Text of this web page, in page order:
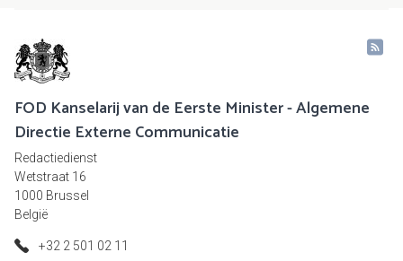
FOD Kanselarij van de Eerste Minister - Algemene
Directie Externe Communicatie
Redactiedienst
Wetstraat 16
1000 Brussel
België
+32 2 501 02 11